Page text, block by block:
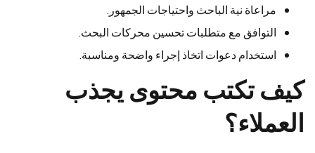
مراعاة نية الباحث واحتياجات الجمهور.
التوافق مع متطلبات تحسين محركات البحث.
استخدام دعوات اتخاذ إجراء واضحة ومناسبة.
كيف تكتب محتوى يجذب
العملاء؟